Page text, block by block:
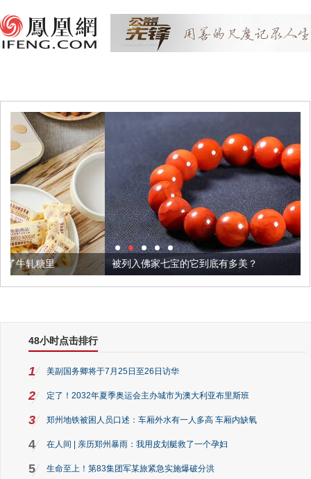
被列入佛家七宝的它到底有多美？
48小时点击排行
1 美副国务卿将于7月25日至26日访华
2 定了！2032年夏季奥运会主办城市为澳大利亚布里斯班
3 郑州地铁被困人员口述：车厢外水有一人多高 车厢内缺氧
4 在人间 | 亲历郑州暴雨：我用皮划艇救了一个孕妇
5 生命至上！第83集团军某旅紧急实施爆破分洪